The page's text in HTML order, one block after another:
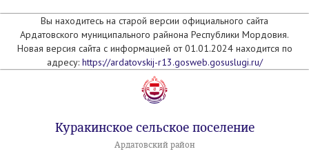
Вы находитесь на старой версии официального сайта
Ардатовского муниципального райнона Республики Мордовия.
Новая версия сайта с информацией от 01.01.2024 находится по
адресу: https://ardatovskij-r13.gosweb.gosuslugi.ru/
Куракинское сельское поселение
Ардатовский район